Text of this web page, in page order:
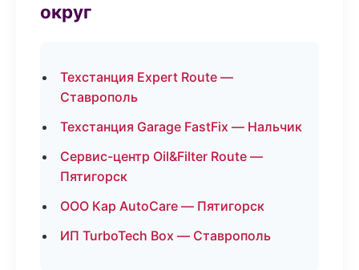
округ
Техстанция Expert Route —
Ставрополь
Техстанция Garage FastFix — Нальчик
Сервис-центр Oil&Filter Route —
Пятигорск
ООО Кар AutoCare — Пятигорск
ИП TurboTech Box — Ставрополь